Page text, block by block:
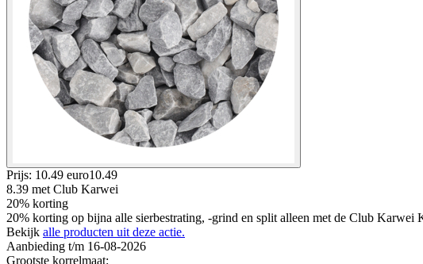
Prijs: 10.49 euro10.49
8.39 met Club Karwei
20% korting
20% korting op bijna alle sierbestrating, -grind en split alleen met de Club Karwei
Bekijk alle producten uit deze actie.
Aanbieding t/m 16-08-2026
Grootste korrelmaat: